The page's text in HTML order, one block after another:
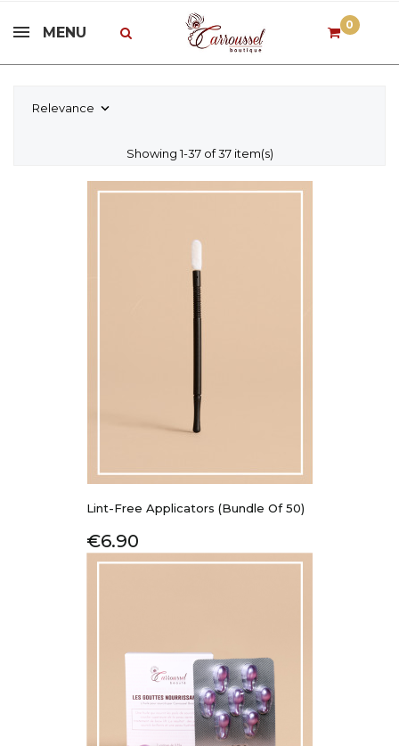
MENU 0
Relevance 
Showing 1-37 of 37 item(s)
Lint-Free Applicators (Bundle Of 50)
Price
€6.90